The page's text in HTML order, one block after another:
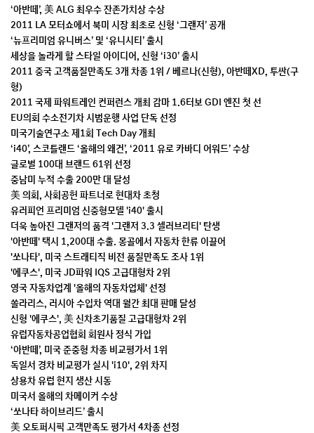
‘아반떼’, 美 ALG 최우수 잔존가치상 수상
2011 LA 모터쇼에서 북미 시장 최초로 신형 ‘그랜저’ 공개
‘뉴프리미엄 유니버스’ 및 ‘유니시티’ 출시
세상을 놀라게 할 스타일 아이디어, 신형 ‘i30’ 출시
2011 중국 고객품질만족도 3개 차종 1위 / 베르나(신형), 아반떼XD, 투싼(구
형)
2011 국제 파워트레인 컨퍼런스 개최 감마 1.6터보 GDI 엔진 첫 선
EU의회 수소전기차 시범운행 사업 단독 선정
미국기술연구소 제1회 Tech Day 개최
‘i40’, 스코틀랜드 ‘올해의 왜건’, ‘2011 유로 카바디 어워드’ 수상
글로벌 100대 브랜드 61위 선정
중남미 누적 수출 200만 대 달성
美 의회, 사회공헌 파트너로 현대차 초청
유러피언 프리미엄 신중형모델 'i40' 출시
더욱 높아진 그랜저의 품격 '그랜저 3.3 셀러브리티' 탄생
'아반떼' 택시 1,200대 수출. 몽골에서 자동차 한류 이끌어
'쏘나타', 미국 스트래티직 비전 품질만족도 조사 1위
'에쿠스', 미국 JD파워 IQS 고급대형차 2위
영국 자동차업계 '올해의 자동차업체' 선정
쏠라리스, 러시아 수입차 역대 월간 최대 판매 달성
신형 '에쿠스', 美 신차초기품질 고급대형차 2위
유럽자동차공업협회 회원사 정식 가입
‘아반떼’, 미국 준중형 차종 비교평가서 1위
독일서 경차 비교평가 실시 'i10', 2위 차지
상용차 유럽 현지 생산 시동
미국서 올해의 차메이커 수상
‘쏘나타 하이브리드’ 출시
美 오토퍼시픽 고객만족도 평가서 4차종 선정